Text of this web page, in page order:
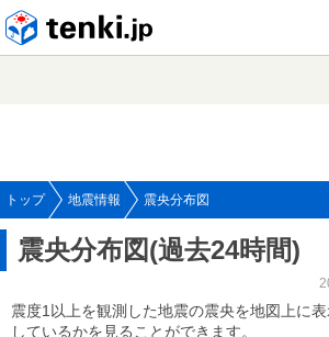
トップ 地震情報 震央分布図
震央分布図(過去24時間)
震度1以上を観測した地震の震央を地図上に
しているかを見ることができます。